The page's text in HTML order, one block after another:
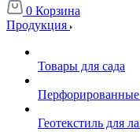
0 Корзина
Продукция
Товары для сада
Геотекстиль для